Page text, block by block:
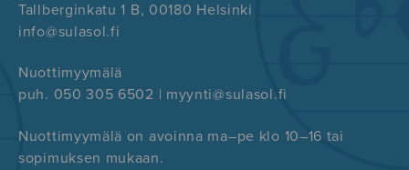
Tallberginkatu 1 B, 00180 Helsinki
info@sulasol.fi
Nuottimyymälä
puh. 050 305 6502 | myynti@sulasol.fi
Nuottimyymälä on avoinna ma–pe klo 10–16 tai
sopimuksen mukaan.